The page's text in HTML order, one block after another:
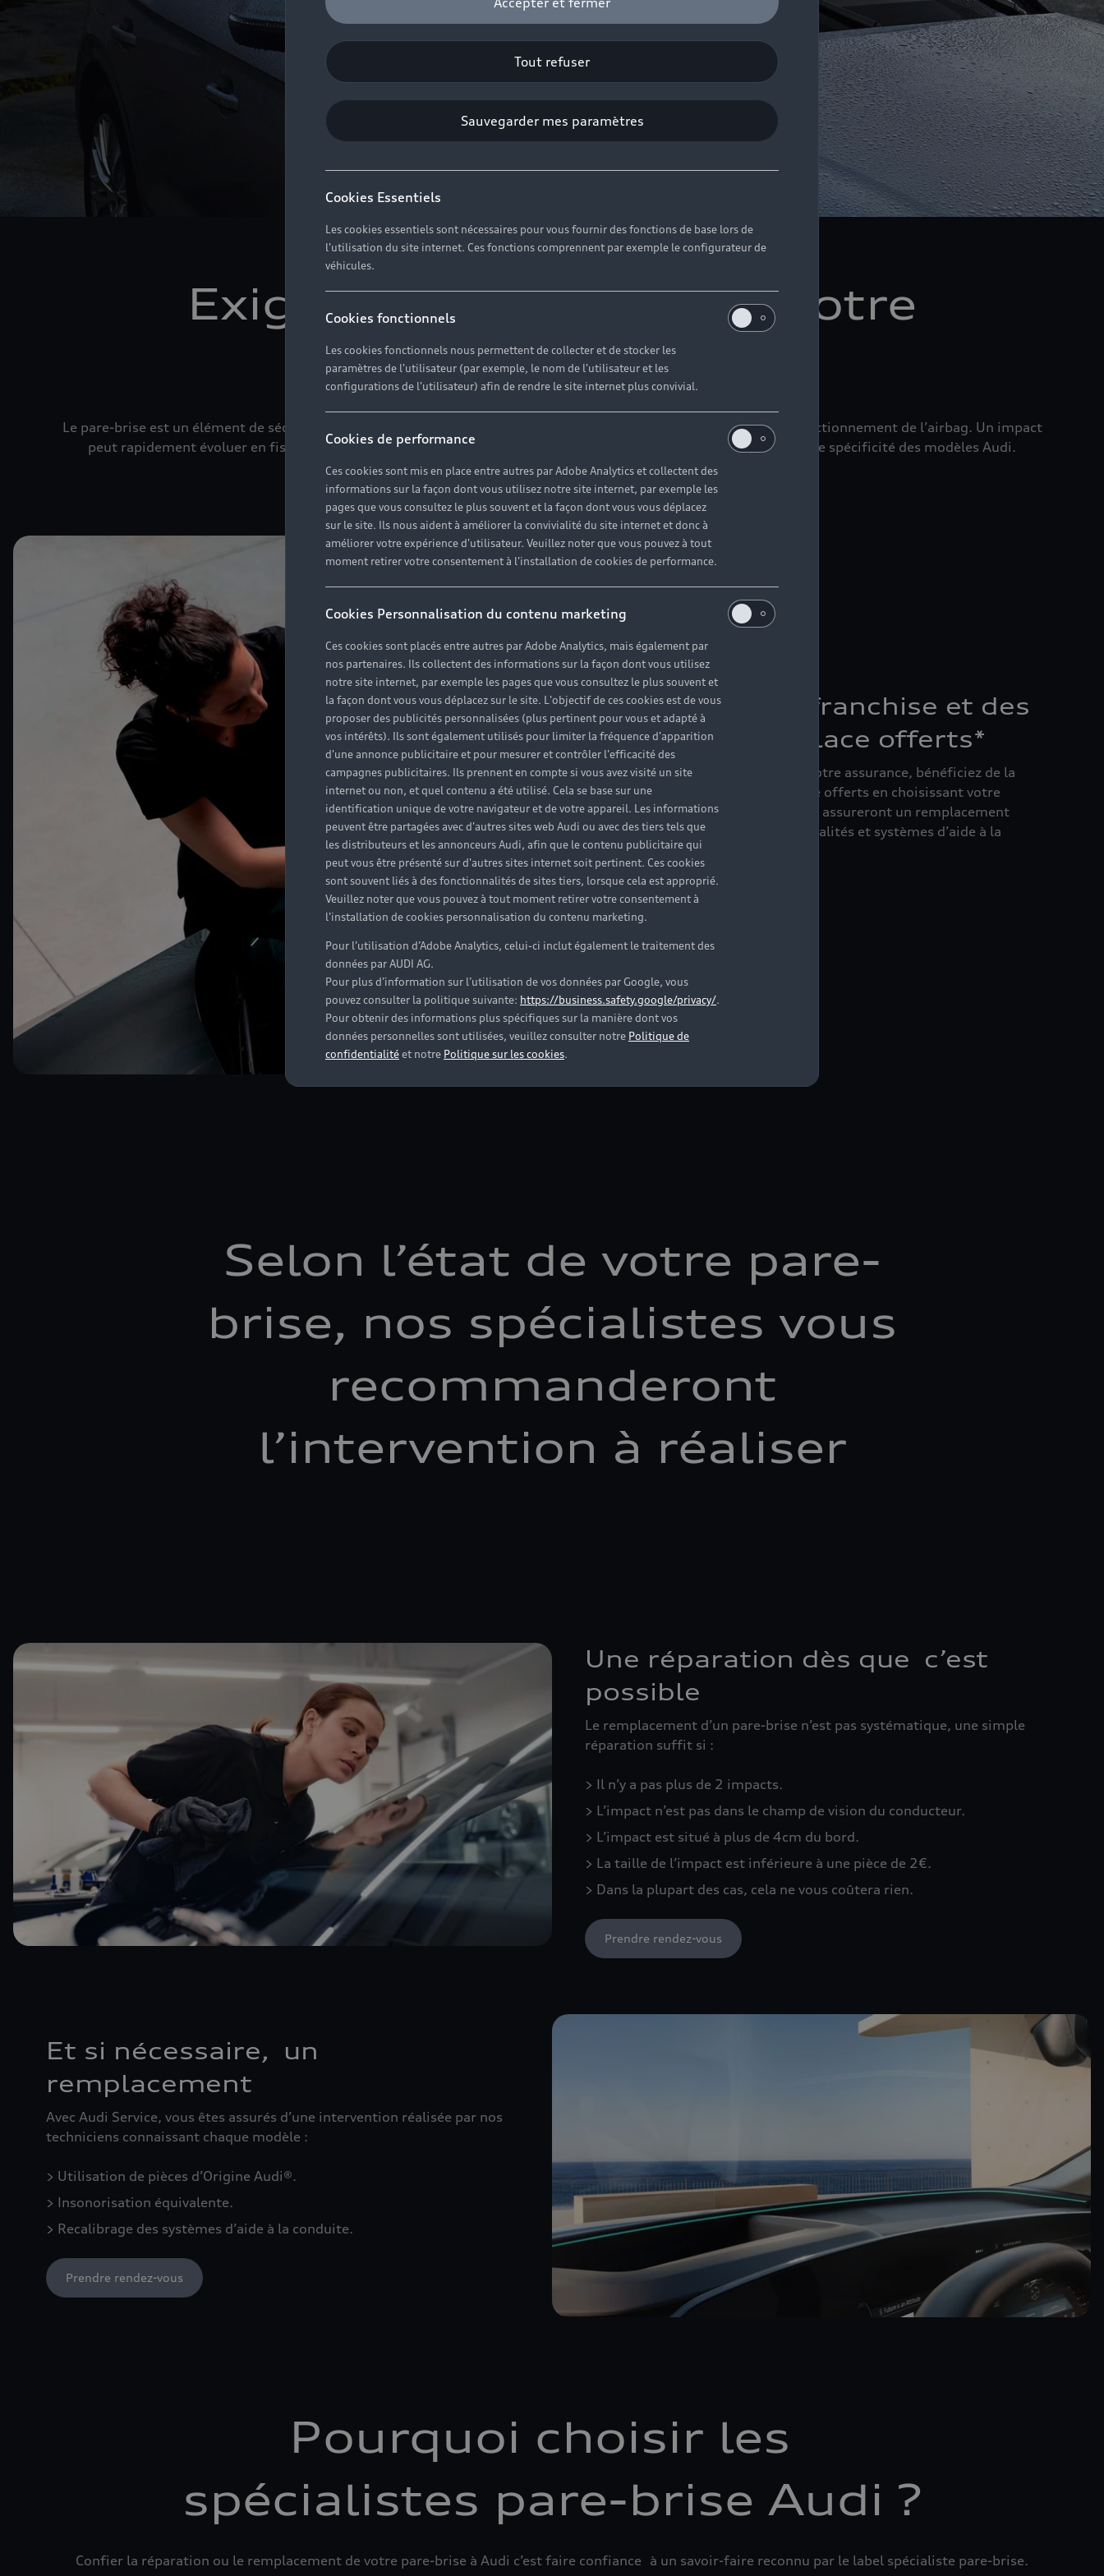
Tout refuser
Sauvegarder mes paramètres
Cookies Essentiels
Les cookies essentiels sont nécessaires pour vous fournir des fonctions de base lors de
l'utilisation du site internet. Ces fonctions comprennent par exemple le configurateur de
véhicules.
Cookies fonctionnels
Les cookies fonctionnels nous permettent de collecter et de stocker les
paramètres de l'utilisateur (par exemple, le nom de l'utilisateur et les
configurations de l'utilisateur) afin de rendre le site internet plus convivial.
Cookies de performance
Ces cookies sont mis en place entre autres par Adobe Analytics et collectent des
informations sur la façon dont vous utilisez notre site internet, par exemple les
pages que vous consultez le plus souvent et la façon dont vous vous déplacez
sur le site. Ils nous aident à améliorer la convivialité du site internet et donc à
améliorer votre expérience d'utilisateur. Veuillez noter que vous pouvez à tout
moment retirer votre consentement à l'installation de cookies de performance.
Cookies Personnalisation du contenu marketing
Ces cookies sont placés entre autres par Adobe Analytics, mais également par
nos partenaires. Ils collectent des informations sur la façon dont vous utilisez
notre site internet, par exemple les pages que vous consultez le plus souvent et
la façon dont vous vous déplacez sur le site. L'objectif de ces cookies est de vous
proposer des publicités personnalisées (plus pertinent pour vous et adapté à
vos intérêts). Ils sont également utilisés pour limiter la fréquence d'apparition
d'une annonce publicitaire et pour mesurer et contrôler l'efficacité des
campagnes publicitaires. Ils prennent en compte si vous avez visité un site
internet ou non, et quel contenu a été utilisé. Cela se base sur une
identification unique de votre navigateur et de votre appareil. Les informations
peuvent être partagées avec d'autres sites web Audi ou avec des tiers tels que
les distributeurs et les annonceurs Audi, afin que le contenu publicitaire qui
peut vous être présenté sur d'autres sites internet soit pertinent. Ces cookies
sont souvent liés à des fonctionnalités de sites tiers, lorsque cela est approprié.
Veuillez noter que vous pouvez à tout moment retirer votre consentement à
l'installation de cookies personnalisation du contenu marketing.
Pour l’utilisation d’Adobe Analytics, celui-ci inclut également le traitement des
données par AUDI AG.
Pour plus d’information sur l’utilisation de vos données par Google, vous
pouvez consulter la politique suivante: https://business.safety.google/privacy/.
Pour obtenir des informations plus spécifiques sur la manière dont vos
données personnelles sont utilisées, veuillez consulter notre Politique de
confidentialitéet notre Politique sur les cookies.
Exigez le meilleur pour votre
pare-brise
Le pare-brise est un élément de sécurité essentiel. Il assure la rigidité de la structure du véhicule et permet le bon fonctionnement de l’airbag. Un impact
peut rapidement évoluer en fissure. Au moindre incident, n’hésitez pas à consulter nos experts connaissant chaque spécificité des modèles Audi.
Bénéficiez de la franchise et des
balais d’essuie-glace offerts*
En cas de bris de glace couvert par votre assurance, bénéficiez de la
franchise et des balais d’essuie-glace offerts en choisissant votre
Partenaire Audi Service. Nos experts assureront un remplacement
comme à l’origine avec les fonctionnalités et systèmes d’aide à la
conduite de votre Audi.
Prendre rendez-vous
Selon l’état de votre pare-
brise, nos spécialistes vous
recommanderont
l’intervention à réaliser
Une réparation dès que c’est
possible
Le remplacement d’un pare-brise n’est pas systématique, une simple
réparation suffit si :
> Il n’y a pas plus de 2 impacts.
> L’impact n’est pas dans le champ de vision du conducteur.
> L’impact est situé à plus de 4cm du bord.
> La taille de l’impact est inférieure à une pièce de 2€.
> Dans la plupart des cas, cela ne vous coûtera rien.
Prendre rendez-vous
Et si nécessaire, un
remplacement
Avec Audi Service, vous êtes assurés d’une intervention réalisée par nos
techniciens connaissant chaque modèle :
> Utilisation de pièces d’Origine Audi®.
> Insonorisation équivalente.
> Recalibrage des systèmes d’aide à la conduite.
Prendre rendez-vous
Pourquoi choisir les
spécialistes pare-brise Audi ?
Confier la réparation ou le remplacement de votre pare-brise à Audi c’est faire confiance à un savoir-faire reconnu par le label spécialiste pare-brise.